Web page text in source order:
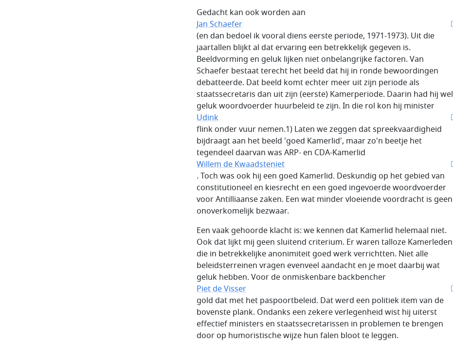
Gedacht kan ook worden aan
Jan Schaefer
(en dan bedoel ik vooral diens eerste periode, 1971-1973). Uit die
jaartallen blijkt al dat ervaring een betrekkelijk gegeven is.
Beeldvorming en geluk lijken niet onbelangrijke factoren. Van
Schaefer bestaat terecht het beeld dat hij in ronde bewoordingen
debatteerde. Dat beeld komt echter meer uit zijn periode als
staatssecretaris dan uit zijn (eerste) Kamerperiode. Daarin had hij wel
geluk woordvoerder huurbeleid te zijn. In die rol kon hij minister
Udink
flink onder vuur nemen.1) Laten we zeggen dat spreekvaardigheid
bijdraagt aan het beeld 'goed Kamerlid', maar zo'n beetje het
tegendeel daarvan was ARP- en CDA-Kamerlid
Willem de Kwaadsteniet
. Toch was ook hij een goed Kamerlid. Deskundig op het gebied van
constitutioneel en kiesrecht en een goed ingevoerde woordvoerder
voor Antilliaanse zaken. Een wat minder vloeiende voordracht is geen
onoverkomelijk bezwaar.
Een vaak gehoorde klacht is: we kennen dat Kamerlid helemaal niet.
Ook dat lijkt mij geen sluitend criterium. Er waren talloze Kamerleden
die in betrekkelijke anonimiteit goed werk verrichtten. Niet alle
beleidsterreinen vragen evenveel aandacht en je moet daarbij wat
geluk hebben. Voor de onmiskenbare backbencher
Piet de Visser
gold dat met het paspoortbeleid. Dat werd een politiek item van de
bovenste plank. Ondanks een zekere verlegenheid wist hij uiterst
effectief ministers en staatssecretarissen in problemen te brengen
door op humoristische wijze hun falen bloot te leggen.